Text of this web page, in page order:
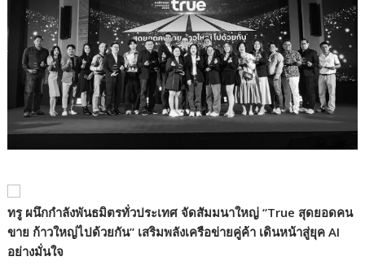
ทรู ผนึกกำลังพันธมิตรทั่วประเทศ จัดสัมมนาใหญ่“True สุดยอดคน
ขาย ก้าวใหญ่ไปด้วยกัน” เสริมพลังเครือข่ายคู่ค้า เดินหน้าสู่ยุค AI
อย่างมั่นใจ